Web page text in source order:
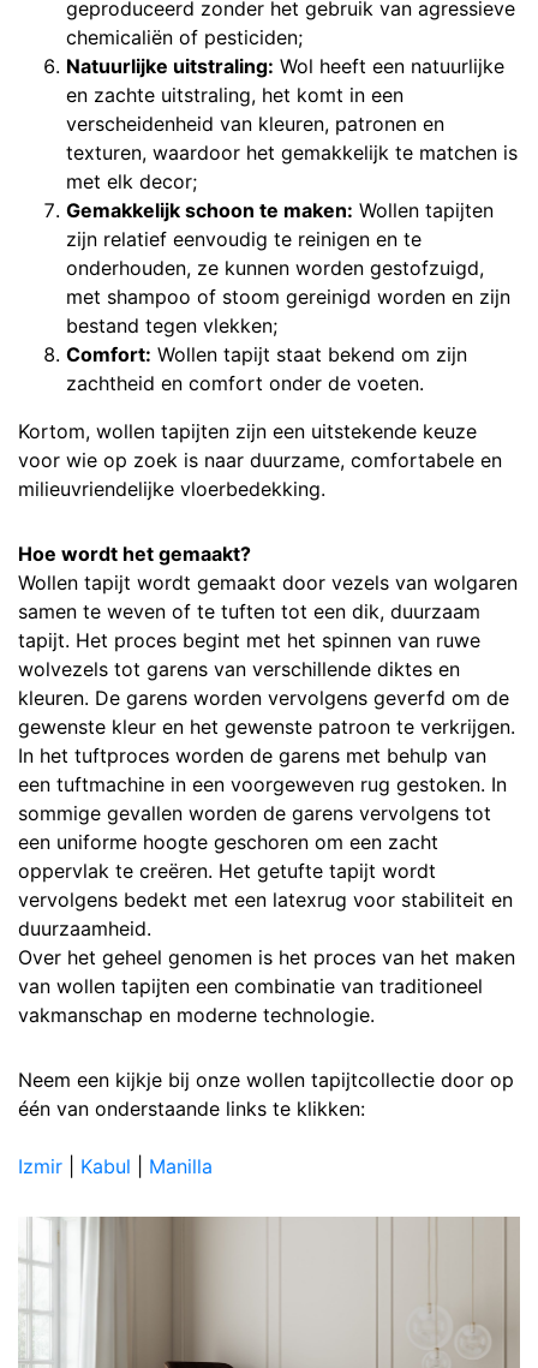
geproduceerd zonder het gebruik van agressieve
chemicaliën of pesticiden;
Natuurlijke uitstraling: Wol heeft een natuurlijke
en zachte uitstraling, het komt in een
verscheidenheid van kleuren, patronen en
texturen, waardoor het gemakkelijk te matchen is
met elk decor;
Gemakkelijk schoon te maken: Wollen tapijten
zijn relatief eenvoudig te reinigen en te
onderhouden, ze kunnen worden gestofzuigd,
met shampoo of stoom gereinigd worden en zijn
bestand tegen vlekken;
Comfort: Wollen tapijt staat bekend om zijn
zachtheid en comfort onder de voeten.
Kortom, wollen tapijten zijn een uitstekende keuze
voor wie op zoek is naar duurzame, comfortabele en
milieuvriendelijke vloerbedekking.
Hoe wordt het gemaakt?
Wollen tapijt wordt gemaakt door vezels van wolgaren
samen te weven of te tuften tot een dik, duurzaam
tapijt. Het proces begint met het spinnen van ruwe
wolvezels tot garens van verschillende diktes en
kleuren. De garens worden vervolgens geverfd om de
gewenste kleur en het gewenste patroon te verkrijgen.
In het tuftproces worden de garens met behulp van
een tuftmachine in een voorgeweven rug gestoken. In
sommige gevallen worden de garens vervolgens tot
een uniforme hoogte geschoren om een zacht
oppervlak te creëren. Het getufte tapijt wordt
vervolgens bedekt met een latexrug voor stabiliteit en
duurzaamheid.
Over het geheel genomen is het proces van het maken
van wollen tapijten een combinatie van traditioneel
vakmanschap en moderne technologie.
Neem een kijkje bij onze wollen tapijtcollectie door op
één van onderstaande links te klikken:
Izmir Kabul Manilla